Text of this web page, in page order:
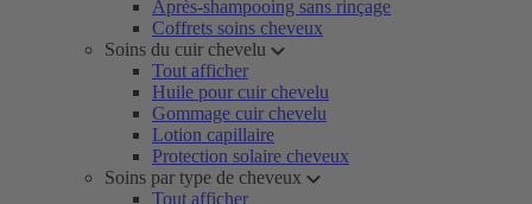
Après-shampooing sans rinçage
Coffrets soins cheveux
Soins du cuir chevelu
Tout afficher
Huile pour cuir chevelu
Gommage cuir chevelu
Lotion capillaire
Protection solaire cheveux
Soins par type de cheveux
Tout afficher